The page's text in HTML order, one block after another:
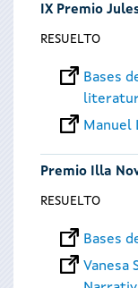
IX Premio
RESUELTO
Bases
Manuel
Premio Illa
RESUELTO
Bases
Vanesa